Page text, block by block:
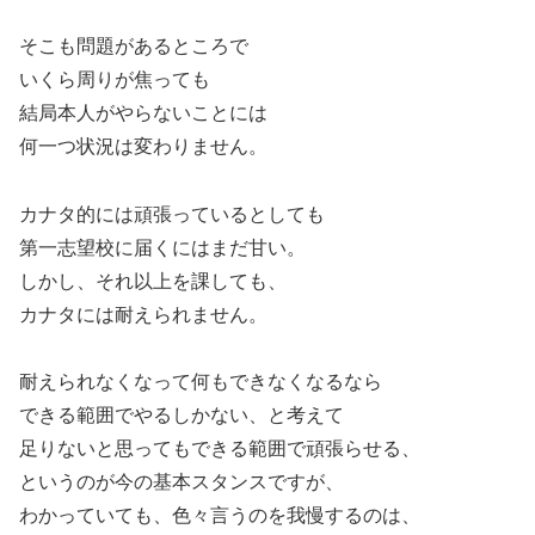
そこも問題があるところで
いくら周りが焦っても
結局本人がやらないことには
何一つ状況は変わりません。
カナタ的には頑張っているとしても
第一志望校に届くにはまだ甘い。
しかし、それ以上を課しても、
カナタには耐えられません。
耐えられなくなって何もできなくなるなら
できる範囲でやるしかない、と考えて
足りないと思ってもできる範囲で頑張らせる、
というのが今の基本スタンスですが、
わかっていても、色々言うのを我慢するのは、